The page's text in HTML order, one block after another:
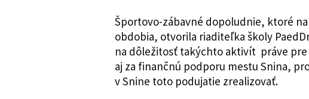
Športovo-zábavné dopoludnie, ktoré
obdobia, otvorila riaditeľka školy
na dôležitosť takýchto aktivít práve
aj za finančnú podporu mestu Snina,
v Snine toto podujatie zrealizovať.